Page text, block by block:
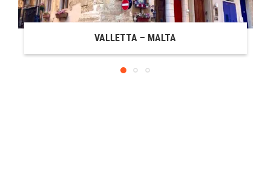
VALLETTA – MALTA